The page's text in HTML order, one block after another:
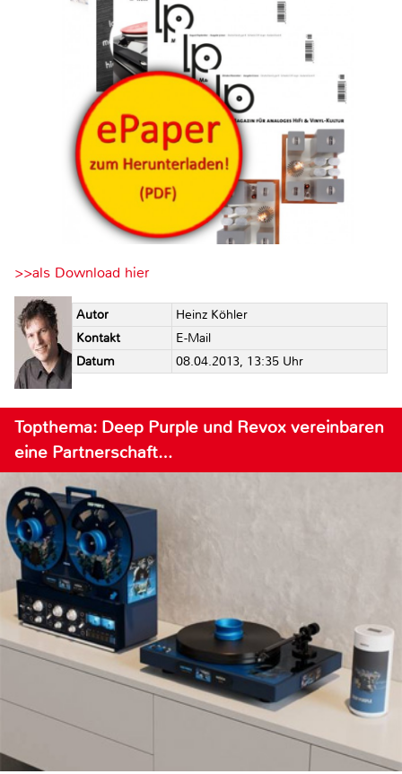
>>als Download hier
Autor
Heinz Köhler
Kontakt
E-Mail
Datum
08.04.2013, 13:35 Uhr
Topthema: Deep Purple und Revox vereinbaren
eine Partnerschaft…